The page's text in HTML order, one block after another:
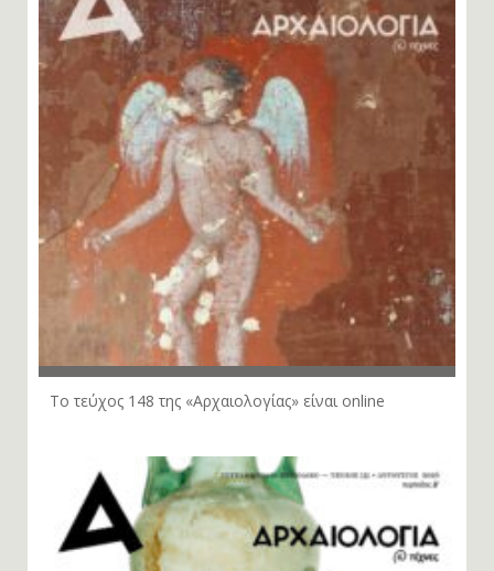
Το τεύχος 148 της «Αρχαιολογίας» είναι online